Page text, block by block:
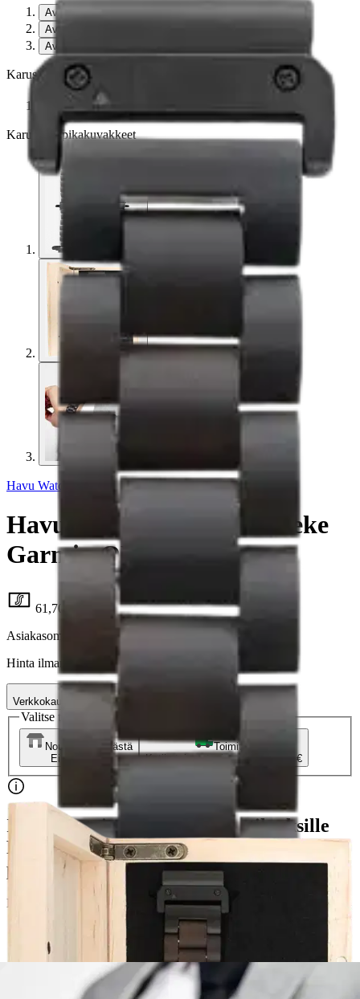
Avaa kuva suurempana
Avaa kuva suurempana
Avaa kuva suurempana
Karusellin nuolipainikkeet
Seuraava
Karusellin pikakuvakkeet
Havu Watches
Havu Watches kellonranneke
Garmin QF pähkinä
61,70 €
Asiakasomistajahinta
Hinta ilman S-Etukorttia:
Verkkokaupan hinta
Valitse toimitustapa
Nouto myymälästä
Ei saatavilla
Toimitus
Kotiin tai noutopisteeseen
Alk. 0 €
Ilmainen toimitus yli 100 €:n tilauksille
Postin pakettiautomaattiin tai
palvelupisteeseen!
Etu ei koske Suuri‑lisäpalvelulla toimitettavia tuotteita.
Tarkista myymäläsaatavuus